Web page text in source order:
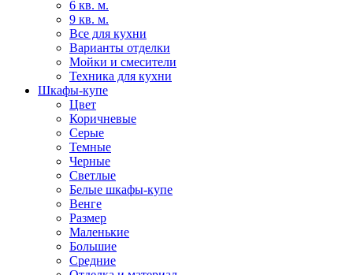
6 кв. м.
9 кв. м.
Все для кухни
Варианты отделки
Мойки и смесители
Техника для кухни
Шкафы-купе
Цвет
Коричневые
Серые
Темные
Черные
Светлые
Белые шкафы-купе
Венге
Размер
Маленькие
Большие
Средние